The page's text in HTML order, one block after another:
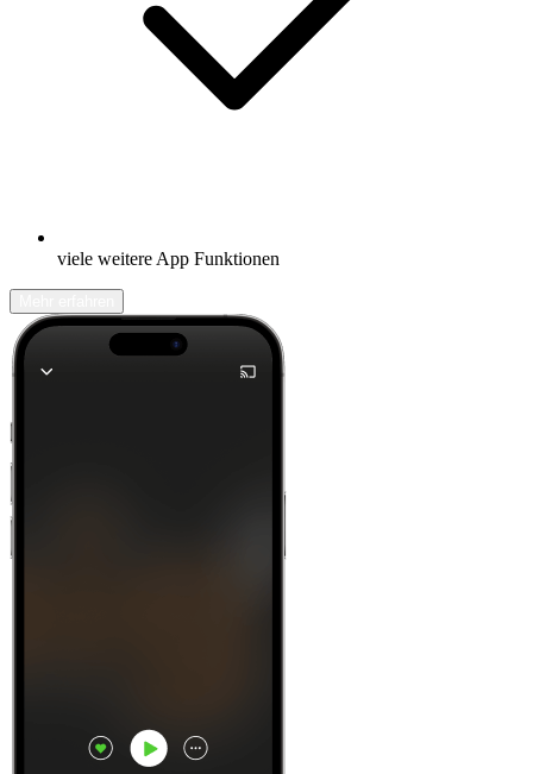
viele weitere App Funktionen